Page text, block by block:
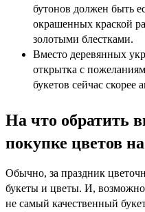
бутонов должен быть
окрашенных краской
золотыми блестками.
Вместо деревянных
открытка с
букетов сейчас скорее
На что обратить
покупке цветов
Обычно, за праздник
букеты и цветы. И,
не самый качественный